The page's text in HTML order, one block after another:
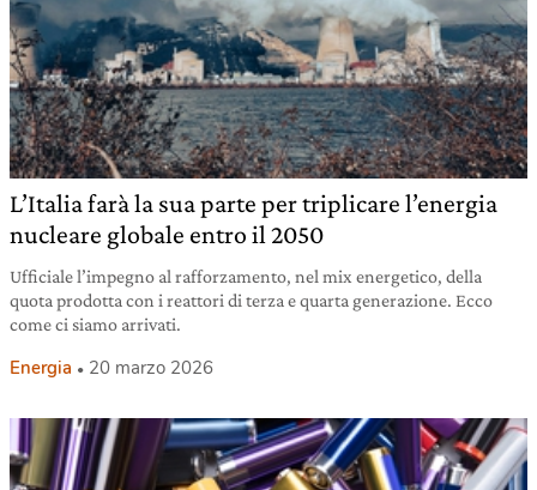
L’Italia farà la sua parte per triplicare l’energia
nucleare globale entro il 2050
Ufficiale l’impegno al rafforzamento, nel mix energetico, della
quota prodotta con i reattori di terza e quarta generazione. Ecco
come ci siamo arrivati.
Energia 20 marzo 2026